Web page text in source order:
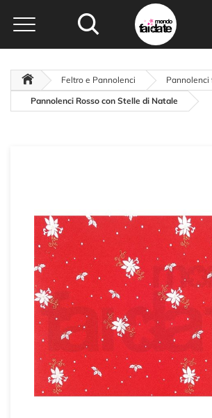
oltre
Feltro e Pannolenci
Pannolenci
Pannolenci Rosso con Stelle di Natale